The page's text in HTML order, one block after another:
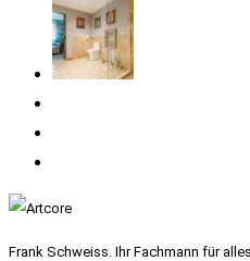
Frank Schweiss. Ihr Fachmann für